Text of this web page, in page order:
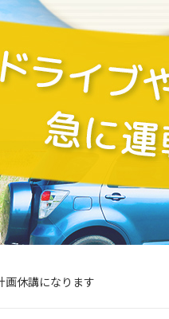
合わせお休みします
ライバー講習と教習の違い
休講になります